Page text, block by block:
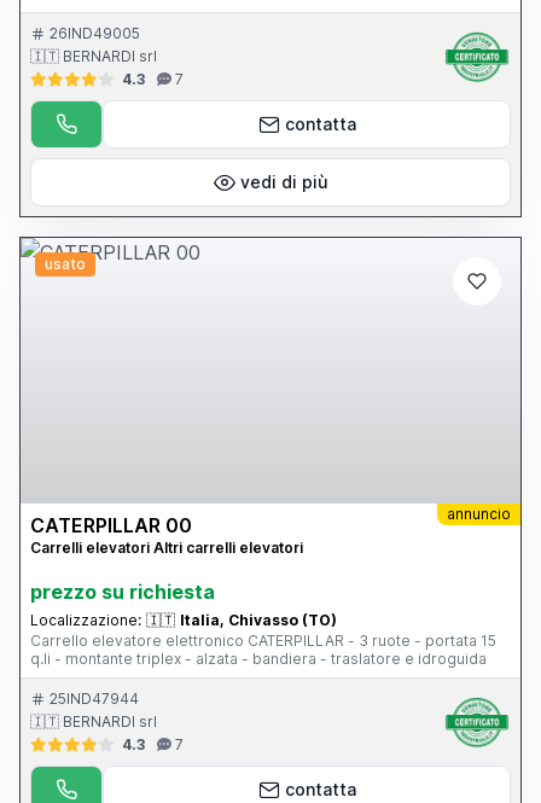
26IND49005
🇮🇹 BERNARDI srl
4.3
7
contatta
vedi di più
usato
annuncio
CATERPILLAR 00
Carrelli elevatori Altri carrelli elevatori
prezzo su richiesta
Localizzazione: 🇮🇹 Italia, Chivasso (TO)
Carrello elevatore elettronico CATERPILLAR - 3 ruote - portata 15
q.li - montante triplex - alzata - bandiera - traslatore e idroguida
25IND47944
🇮🇹 BERNARDI srl
4.3
7
contatta